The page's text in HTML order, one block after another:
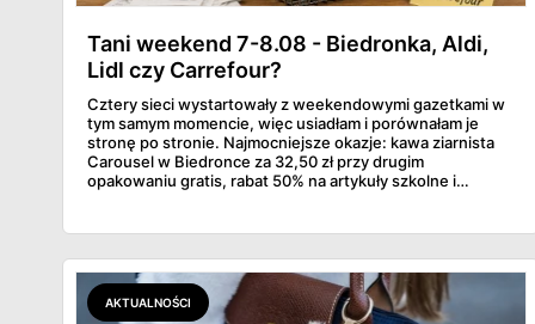
Tani weekend 7-8.08 - Biedronka, Aldi,
Lidl czy Carrefour?
Cztery sieci wystartowały z weekendowymi gazetkami w
tym samym momencie, więc usiadłam i porównałam je
stronę po stronie. Najmocniejsze okazje: kawa ziarnista
Carousel w Biedronce za 32,50 zł przy drugim
opakowaniu gratis, rabat 50% na artykuły szkolne i
odpowiada masłem za 2,99 zł. Werdykt w skrócie:
najwięcej wyciśniesz z Biedronki, po świeże warzywa jedź
do Aldi.
AKTUALNOŚCI